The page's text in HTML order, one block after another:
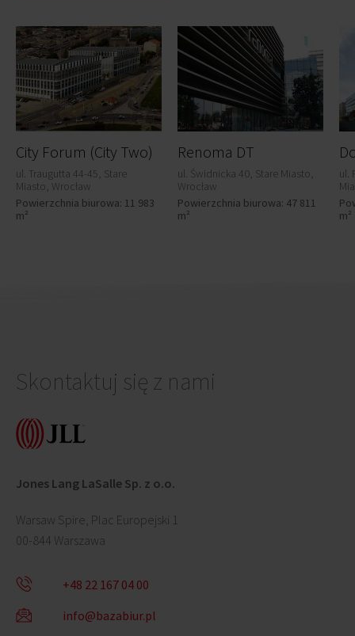
City Forum (City Two)
ul. Traugutta 44-45, Stare
Miasto, Wrocław
Powierzchnia biurowa: 11 983
m²
Renoma DT
ul. Świdnicka 40, Stare Miasto,
Wrocław
Powierzchnia biurowa: 47 811
m²
ul.
m²
Skontaktuj się z nami
Jones Lang LaSalle Sp. z o.o.
Warsaw Spire, Plac Europejski 1
00-844 Warszawa
+48 22 167 04 00
info@bazabiur.pl